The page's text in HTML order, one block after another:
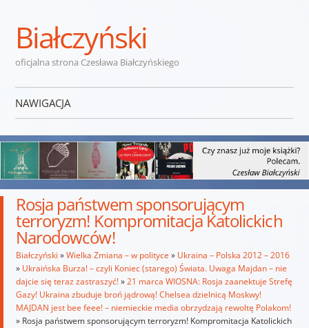
Białczyński
oficjalna strona Czesława Białczyńskiego
NAWIGACJA
Rosja państwem sponsorującym
terroryzm! Kompromitacja Katolickich
Narodowców!
Białczyński »Wielka Zmiana – w polityce » Ukraina – Polska 2012 – 2016
» Ukraińska Burza! – czyli Koniec (starego) Świata. Uwaga Majdan – nie
dajcie się teraz zastraszyć!»21 marca WIOSNA: Rosja zaanektuje Strefę
Gazy! Ukraina zbuduje broń jądrową! Chelsea dzielnicą Moskwy!
MAJDAN jest bee feee! – niemieckie media obrzydzają rewoltę Polakom!
» Rosja państwem sponsorującym terroryzm! Kompromitacja Katolickich